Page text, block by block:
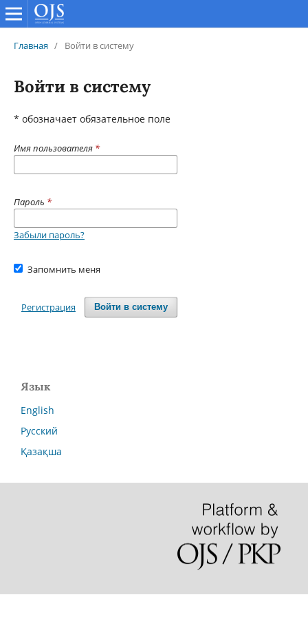
Главная / Войти в систему
Войти в систему
* обозначает обязательное поле
Имя пользователя *
Пароль *
Забыли пароль?
Запомнить меня
Войти в систему
Регистрация
Язык
English
Русский
Қазақша